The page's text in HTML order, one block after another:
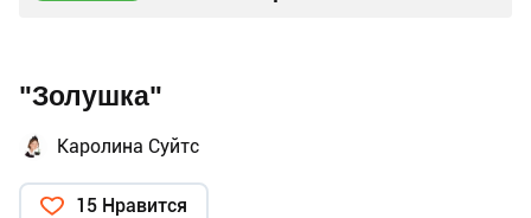
"Золушка"
Каролина Суйтс
15 Нравится